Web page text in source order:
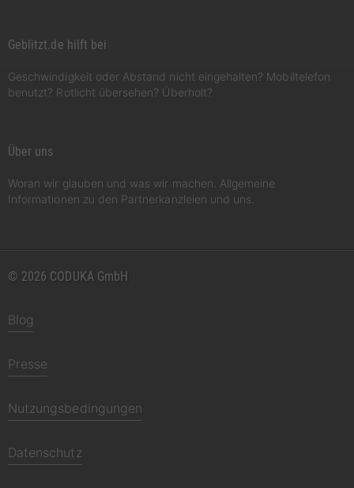
Geblitzt.de hilft bei
Geschwindigkeit oder Abstand nicht eingehalten? Mobiltelefon
benutzt? Rotlicht übersehen? Überholt?
Über uns
Woran wir glauben und was wir machen. Allgemeine
Informationen zu den Partnerkanzleien und uns.
© 2026 CODUKA GmbH
Blog
Presse
Nutzungsbedingungen
Datenschutz